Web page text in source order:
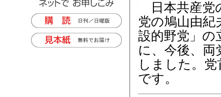
日本共産党
党の鳩山由紀
設的野党」
に、今後、
しました。
です。